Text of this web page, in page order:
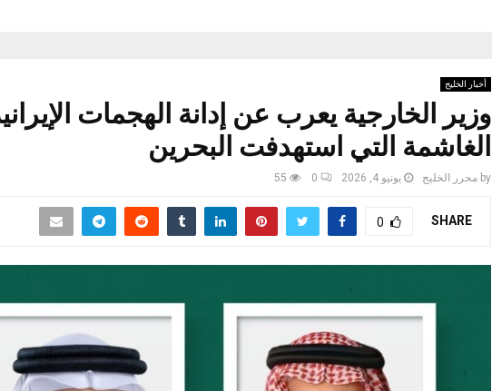
أخبار الخليج
وزير الخارجية يعرب عن إدانة الهجمات
الغاشمة التي استهدفت البحرين
by محرر الخليج يونيو 4, 2026 0
55
SHARE
0